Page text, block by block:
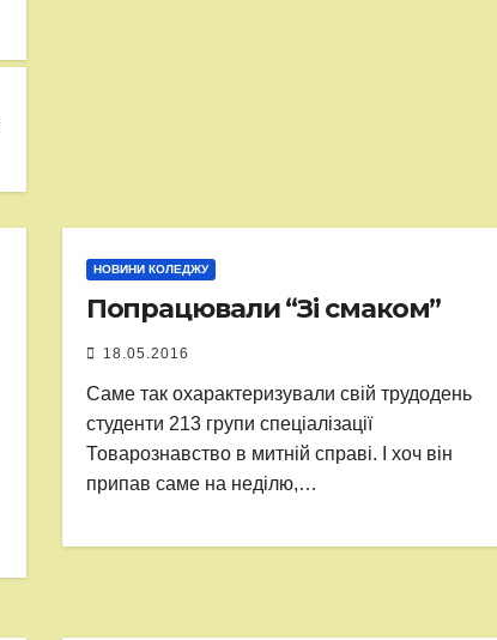
НОВИНИ КОЛЕДЖУ
Попрацювали “Зі смаком”
18.05.2016
Саме так охарактеризували свій трудодень
студенти 213 групи спеціалізації
Товарознавство в митній справі. І хоч він
припав саме на неділю,…